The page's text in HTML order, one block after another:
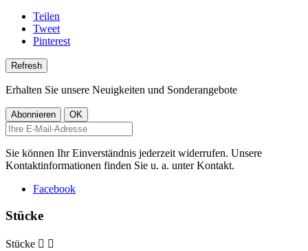
Teilen
Tweet
Pinterest
Erhalten Sie unsere Neuigkeiten und Sonderangebote
Sie können Ihr Einverständnis jederzeit widerrufen. Unsere
Kontaktinformationen finden Sie u. a. unter Kontakt.
Facebook
Stücke
Stücke  